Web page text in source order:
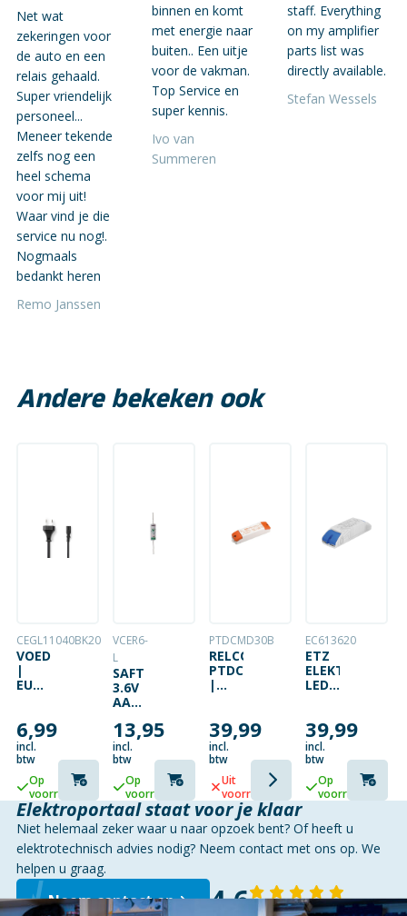
Net wat
zekeringen voor
de auto en een
relais gehaald.
Super vriendelijk
personeel...
Meneer tekende
zelfs nog een
heel schema
voor mij uit!
Waar vind je die
service nu nog!.
Nogmaals
bedankt heren
Remo Janssen
binnen en komt
met energie naar
buiten.. Een uitje
voor de vakman.
Top Service en
super kennis.
Ivo van
Summeren
staff. Everything
on my amplifier
parts list was
directly available.
Stefan Wessels
Andere bekeken ook
CEGL11040BK20
VOEDINGSSNOER
|
EURO
| 2
METER
|
ZWART
6,99
incl.
btw
Op
voorraad
VCER6-
L
SAFT
3.6V
AA
AXIAAL
DRAAD
13,95
incl.
btw
Op
voorraad
PTDCMD30B
RELCO
PTDCMD/30/B
|
DRIVER
|
30W
350-
700
MA |
10-
24V
39,99
incl.
btw
Uit
voorraad
EC613620
ETZ
ELEKTRONISCHE
LED/
TOT
210WATT
39,99
incl.
btw
Op
voorraad
Elektroportaal staat voor je klaar
Niet helemaal zeker waar u naar opzoek bent? Of heeft u
elektrotechnisch advies nodig? Neem contact met ons op. We
helpen u graag.
Neem contact op 4,6 143 reviews